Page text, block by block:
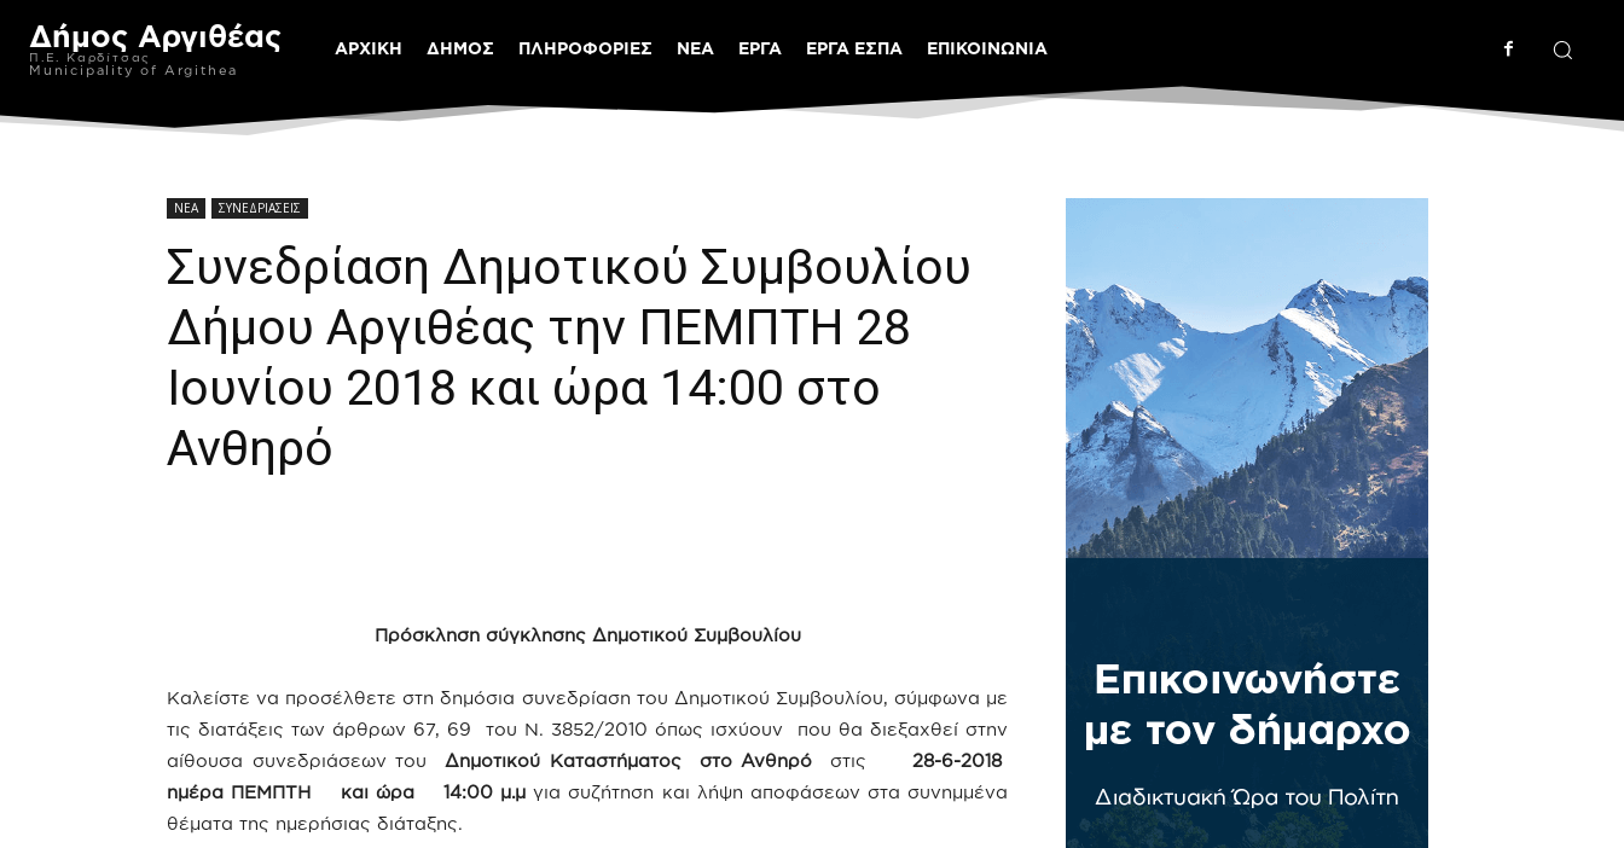
Δήμος Αργιθέας
Π.Ε. Καρδίτσας
Municipality of Argithea
ΑΡΧΙΚΗ ΔΗΜΟΣ ΠΛΗΡΟΦΟΡΙΕΣ ΝΕΑ ΕΡΓΑ ΕΡΓΑ ΕΣΠΑ ΕΠΙΚΟΙΝΩΝΙΑ
ΝΕΑ ΣΥΝΕΔΡΙΑΣΕΙΣ
Συνεδρίαση Δημοτικού Συμβουλίου
Δήμου Αργιθέας την ΠΕΜΠΤΗ 28
Ιουνίου 2018 και ώρα 14:00 στο
Ανθηρό
Πρόσκληση σύγκλησης Δημοτικού Συμβουλίου
Καλείστε να προσέλθετε στη δημόσια συνεδρίαση του Δημοτικού Συμβουλίου, σύμφωνα με
τις διατάξεις των άρθρων 67, 69 του Ν. 3852/2010 όπως ισχύουν που θα διεξαχθεί στην
αίθουσα συνεδριάσεων του Δημοτικού Καταστήματος στο Ανθηρό στις
28-6-2018
ημέρα ΠΕΜΠΤΗ και ώρα 14:00 μ.μ για συζήτηση και λήψη αποφάσεων στα συνημμένα
θέματα της ημερήσιας διάταξης.